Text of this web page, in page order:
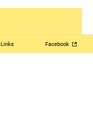
Links Facebook